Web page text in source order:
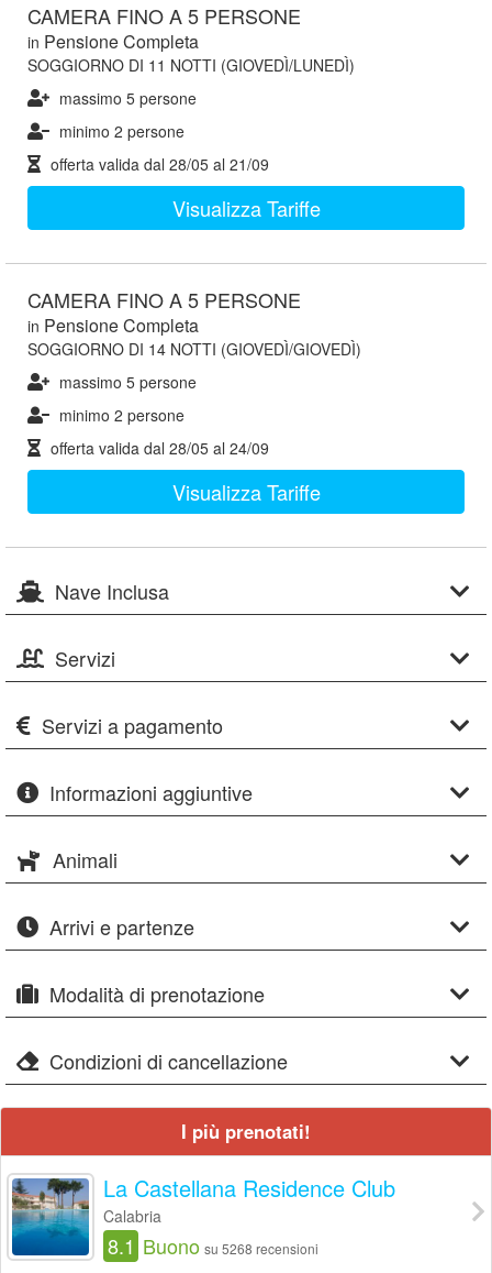
CAMERA FINO A 5 PERSONE
in Pensione Completa
SOGGIORNO DI 11 NOTTI (GIOVEDÌ/LUNEDÌ)
massimo 5 persone
minimo 2 persone
offerta valida dal 28/05 al 21/09
Visualizza Tariffe
CAMERA FINO A 5 PERSONE
in Pensione Completa
SOGGIORNO DI 14 NOTTI (GIOVEDÌ/GIOVEDÌ)
massimo 5 persone
minimo 2 persone
offerta valida dal 28/05 al 24/09
Visualizza Tariffe
Nave Inclusa
Servizi
Servizi a pagamento
Informazioni aggiuntive
Animali
Arrivi e partenze
Modalità di prenotazione
Condizioni di cancellazione
I più prenotati!
La Castellana Residence Club
Calabria
8.1 Buono su 5268 recensioni